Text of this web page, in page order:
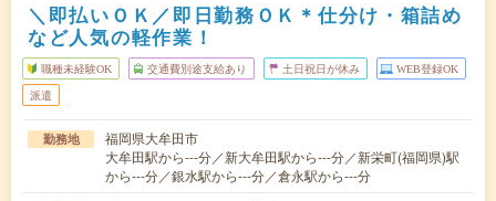
＼即払いＯＫ／即日勤務ＯＫ＊仕分け・箱詰め
など人気の軽作業！
職種未経験OK 交通費別途支給あり 土日祝日が休み WEB登録OK
派遣
勤務地
福岡県大牟田市
大牟田駅から---分／新大牟田駅から---分／新栄町(福岡県)駅
から---分／銀水駅から---分／倉永駅から---分